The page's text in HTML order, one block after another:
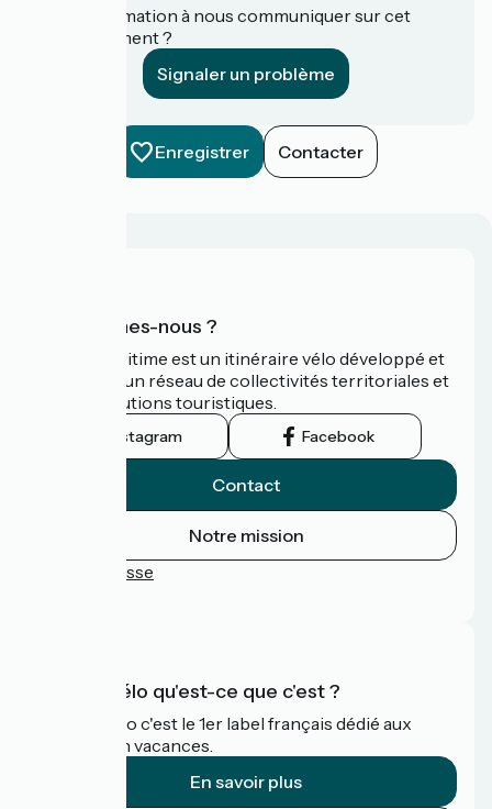
Une information à nous communiquer sur cet
établissement ?
Signaler un problème
Enregistrer Contacter
Qui sommes-nous ?
La Vélomaritime est un itinéraire vélo développé et
promu par un réseau de collectivités territoriales et
leurs institutions touristiques.
Instagram Facebook
Contact
Notre mission
Espace Presse
Accueil Vélo qu'est-ce que c'est ?
Accueil Vélo c'est le 1er label français dédié aux
cyclistes en vacances.
En savoir plus